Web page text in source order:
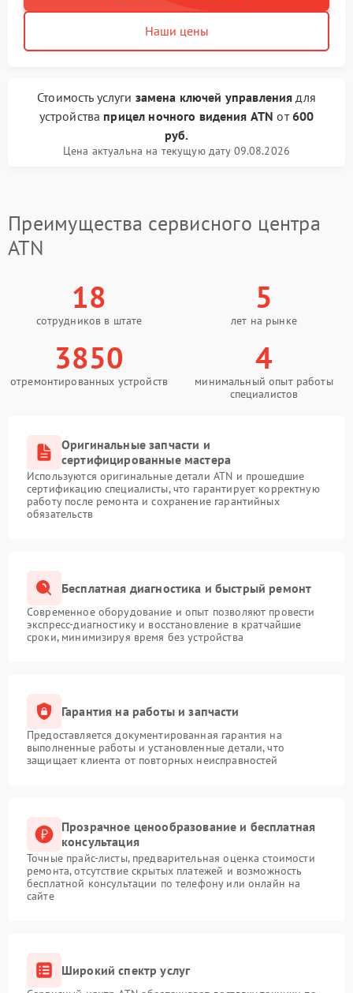
Наши цены
Стоимость услуги замена ключей управления для
устройства прицел ночного видения ATN от600
руб.
Цена актуальна на текущую дату 09.08.2026
Преимущества сервисного центра
ATN
18
сотрудников в штате
5
лет на рынке
3850
отремонтированных устройств
4
минимальный опыт работы
специалистов
Оригинальные запчасти и
сертифицированные мастера
Используются оригинальные детали ATN и прошедшие
сертификацию специалисты, что гарантирует корректную
работу после ремонта и сохранение гарантийных
обязательств
Бесплатная диагностика и быстрый ремонт
Современное оборудование и опыт позволяют провести
экспресс-диагностику и восстановление в кратчайшие
сроки, минимизируя время без устройства
Гарантия на работы и запчасти
Предоставляется документированная гарантия на
выполненные работы и установленные детали, что
защищает клиента от повторных неисправностей
Прозрачное ценообразование и бесплатная
консультация
Точные прайс-листы, предварительная оценка стоимости
ремонта, отсутствие скрытых платежей и возможность
бесплатной консультации по телефону или онлайн на
сайте
Широкий спектр услуг